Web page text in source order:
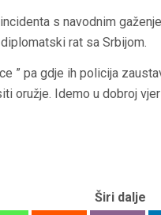
s navodnim
rat sa Srbijom.
” pa gdje ih policija
oružje. Idemo u dobroj
Širi dalje